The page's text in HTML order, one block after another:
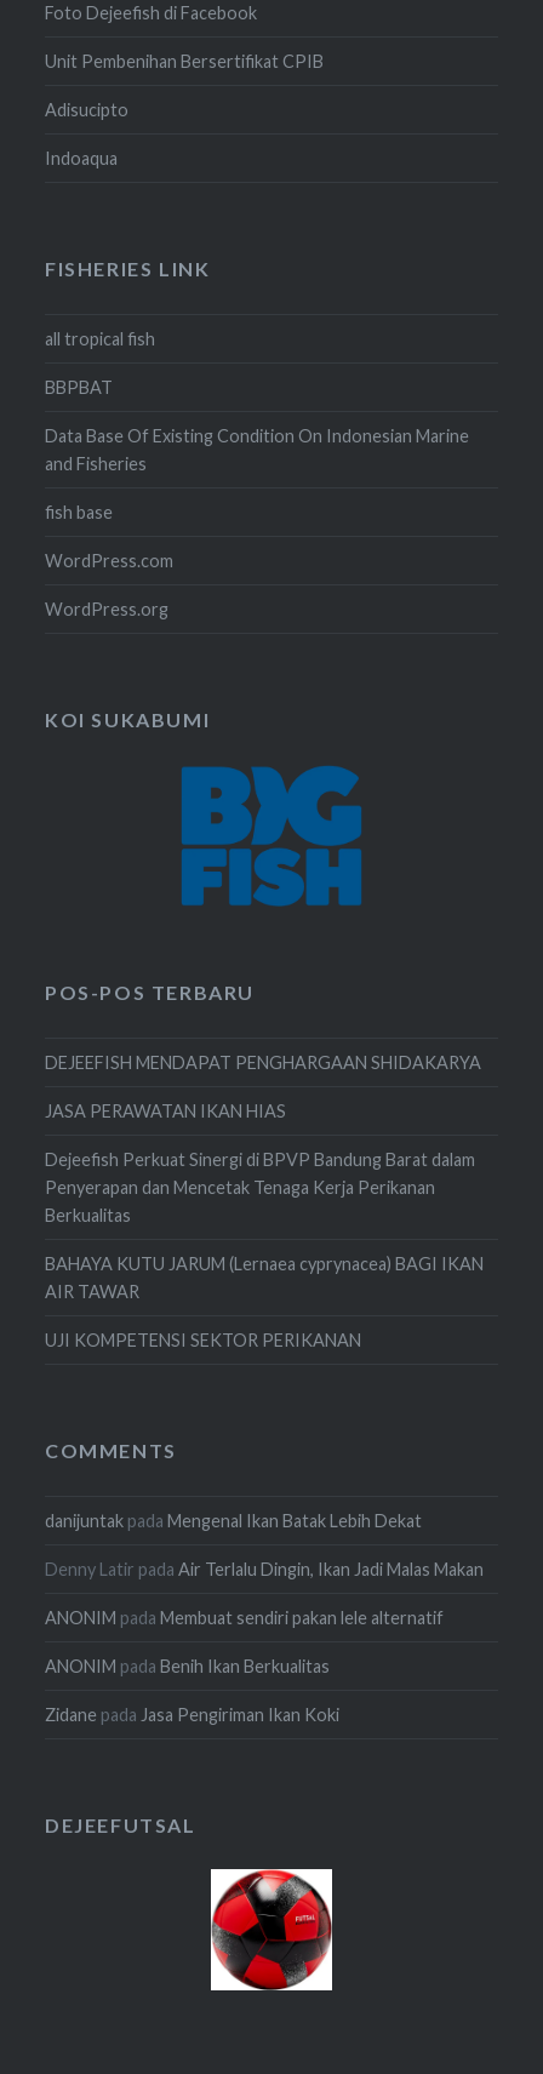
Foto Dejeefish di Facebook
Unit Pembenihan Bersertifikat CPIB
Adisucipto
Indoaqua
FISHERIES LINK
all tropical fish
BBPBAT
Data Base Of Existing Condition On Indonesian Marine
and Fisheries
fish base
WordPress.com
WordPress.org
KOI SUKABUMI
POS-POS TERBARU
DEJEEFISH MENDAPAT PENGHARGAAN SHIDAKARYA
JASA PERAWATAN IKAN HIAS
Dejeefish Perkuat Sinergi di BPVP Bandung Barat dalam
Penyerapan dan Mencetak Tenaga Kerja Perikanan
Berkualitas
BAHAYA KUTU JARUM (Lernaea cyprynacea) BAGI IKAN
AIR TAWAR
UJI KOMPETENSI SEKTOR PERIKANAN
COMMENTS
danijuntak padaMengenal Ikan Batak Lebih Dekat
Denny Latir padaAir Terlalu Dingin, Ikan Jadi Malas Makan
ANONIM padaMembuat sendiri pakan lele alternatif
ANONIM padaBenih Ikan Berkualitas
Zidane pada Jasa Pengiriman Ikan Koki
DEJEEFUTSAL